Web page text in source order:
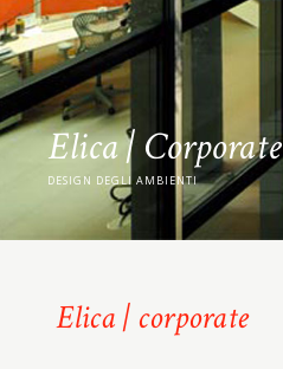
Elica | Corporate
DESIGN DEGLI AMBIENTI
Elica | corporate